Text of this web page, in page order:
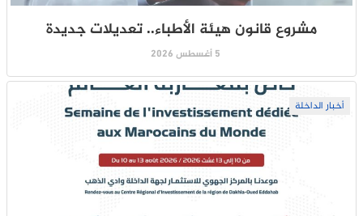
مشروع قانون هيئة الأطباء.. تعديلات جديدة
5 أغسطس 2026
أخبار الداخلة